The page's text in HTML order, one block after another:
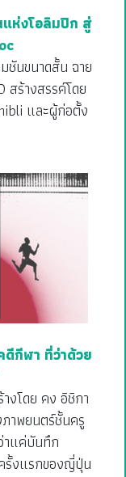
ห่งโอลิมปิก สู่
ชันขนาดสั้น ฉาย
ร้างสรรค์โดย
และผู้ก่อตั้ง
กีฬา ที่ว่าด้วย
งโดย คง อิชิกา
าพยนตร์ชั้นครู
าแค่บันทึก
รั้งแรกของญี่ปุ่น